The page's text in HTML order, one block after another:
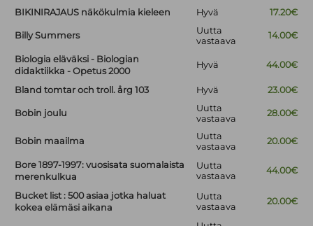
BIKINIRAJAUS näkökulmia kieleen Hyvä 17.20€
Billy Summers
Uutta
vastaava
14.00€
Biologia eläväksi - Biologian
didaktiikka - Opetus 2000
Hyvä 44.00€
Bland tomtar och troll. årg 103 Hyvä 23.00€
Bobin joulu
Uutta
vastaava
28.00€
Bobin maailma
Uutta
vastaava
20.00€
Bore 1897-1997: vuosisata suomalaista
merenkulkua
Uutta
vastaava
44.00€
Bucket list : 500 asiaa jotka haluat
kokea elämäsi aikana
Uutta
vastaava
20.00€